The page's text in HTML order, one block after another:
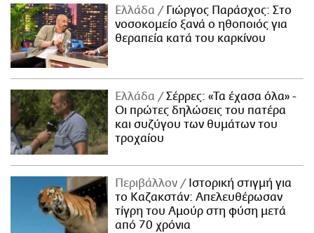
Ελλάδα
Γιώργος Παράσχος: Στο
νοσοκομείο ξανά ο ηθοποιός για
θεραπεία κατά του καρκίνου
Ελλάδα
Σέρρες: «Τα έχασα όλα» -
Οι πρώτες δηλώσεις του πατέρα
και συζύγου των θυμάτων του
τροχαίου
Περιβάλλον
Ιστορική στιγμή για
το Καζακστάν: Απελευθέρωσαν
τίγρη του Αμούρ στη φύση μετά
από 70 χρόνια